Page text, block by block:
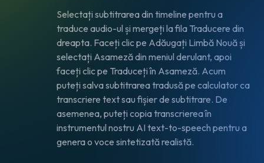
Selectați subtitrarea din timeline pentru a
traduce audio-ul și mergeți la fila Traducere din
dreapta. Faceți clic pe Adăugați Limbă Nouăși
selectați Asamezădin meniul derulant, apoi
faceți clic pe Traduceți în Asameză. Acum
puteți salva subtitrarea tradusă pe calculator ca
transcriere text sau fișier de subtitrare. De
asemenea, puteți copia transcrierea în
instrumentul nostru AI text-to-speech pentru a
genera o voce sintetizată realistă.